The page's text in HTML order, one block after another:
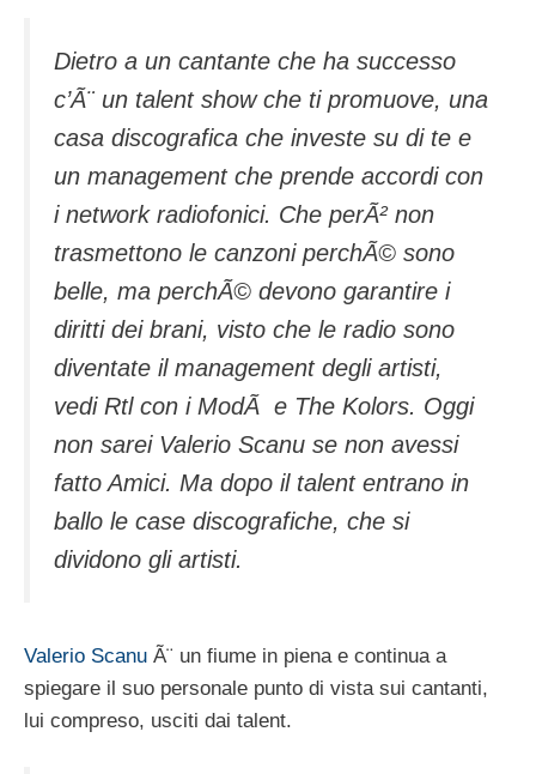
Dietro a un cantante che ha successo
c’Ã¨ un talent show che ti promuove, una
casa discografica che investe su di te e
un management che prende accordi con
i network radiofonici. Che perÃ² non
trasmettono le canzoni perchÃ© sono
belle, ma perchÃ© devono garantire i
diritti dei brani, visto che le radio sono
diventate il management degli artisti,
vedi Rtl con i ModÃ e The Kolors. Oggi
non sarei Valerio Scanu se non avessi
fatto Amici. Ma dopo il talent entrano in
ballo le case discografiche, che si
dividono gli artisti.
Valerio Scanu Ã¨ un fiume in piena e continua a
spiegare il suo personale punto di vista sui cantanti,
lui compreso, usciti dai talent.